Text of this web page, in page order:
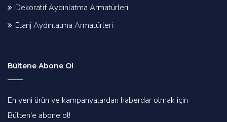
Dekoratif Aydınlatma Armatürleri
Etanj Aydınlatma Armatürleri
Bültene Abone Ol
En yeni ürün ve kampanyalardan haberdar olmak için
Bülten'e abone ol!